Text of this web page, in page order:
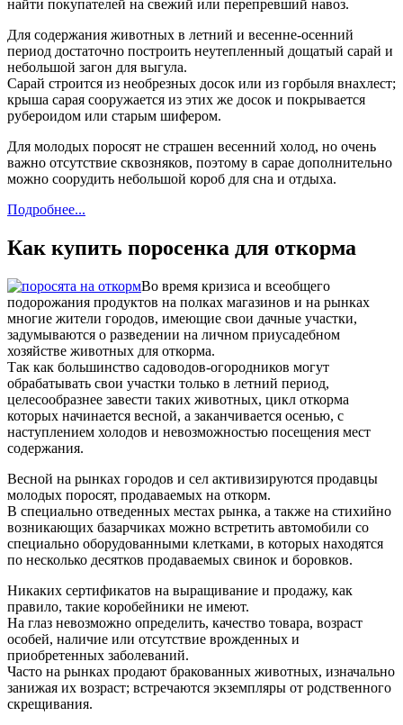
найти покупателей на свежий или перепревший навоз.
Для содержания животных в летний и весенне-осенний
период достаточно построить неутепленный дощатый сарай и
небольшой загон для выгула.
Сарай строится из необрезных досок или из горбыля внахлест;
крыша сарая сооружается из этих же досок и покрывается
рубероидом или старым шифером.
Для молодых поросят не страшен весенний холод, но очень
важно отсутствие сквозняков, поэтому в сарае дополнительно
можно соорудить небольшой короб для сна и отдыха.
Подробнее...
Как купить поросенка для откорма
Во время кризиса и всеобщего
подорожания продуктов на полках магазинов и на рынках
многие жители городов, имеющие свои дачные участки,
задумываются о разведении на личном приусадебном
хозяйстве животных для откорма.
Так как большинство садоводов-огородников могут
обрабатывать свои участки только в летний период,
целесообразнее завести таких животных, цикл откорма
которых начинается весной, а заканчивается осенью, с
наступлением холодов и невозможностью посещения мест
содержания.
Весной на рынках городов и сел активизируются продавцы
молодых поросят, продаваемых на откорм.
В специально отведенных местах рынка, а также на стихийно
возникающих базарчиках можно встретить автомобили со
специально оборудованными клетками, в которых находятся
по несколько десятков продаваемых свинок и боровков.
Никаких сертификатов на выращивание и продажу, как
правило, такие коробейники не имеют.
На глаз невозможно определить, качество товара, возраст
особей, наличие или отсутствие врожденных и
приобретенных заболеваний.
Часто на рынках продают бракованных животных, изначально
занижая их возраст; встречаются экземпляры от родственного
скрещивания.